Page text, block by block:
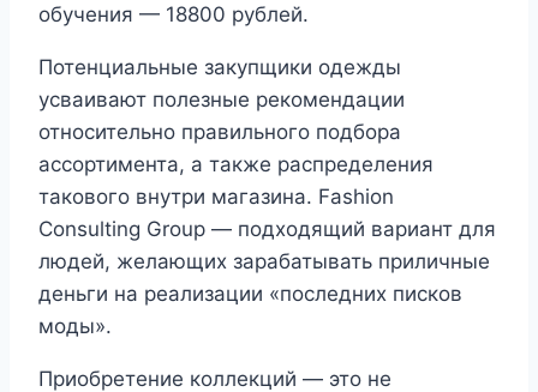
обучения — 18800 рублей.
Потенциальные закупщики одежды
усваивают полезные рекомендации
относительно правильного подбора
ассортимента, а также распределения
такового внутри магазина. Fashion
Consulting Group — подходящий вариант для
людей, желающих зарабатывать приличные
деньги на реализации «последних писков
моды».
Приобретение коллекций — это не